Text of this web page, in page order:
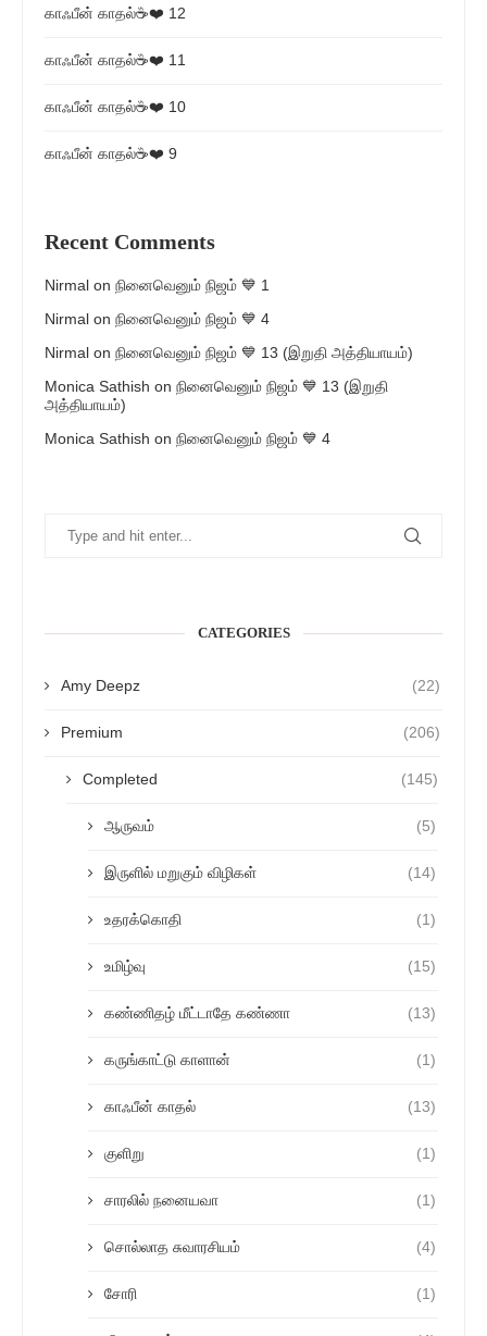
காஃபீன் காதல்☕❤️ 12
காஃபீன் காதல்☕❤️ 11
காஃபீன் காதல்☕❤️ 10
காஃபீன் காதல்☕❤️ 9
Recent Comments
Nirmal on நினைவெனும் நிஜம் 💙 1
Nirmal on நினைவெனும் நிஜம் 💙 4
Nirmal on நினைவெனும் நிஜம் 💙 13 (இறுதி அத்தியாயம்)
Monica Sathish on நினைவெனும் நிஜம் 💙 13 (இறுதி
அத்தியாயம்)
Monica Sathish on நினைவெனும் நிஜம் 💙 4
CATEGORIES
Amy Deepz (22)
Premium (206)
Completed (145)
ஆருவம் (5)
இருளில் மறுகும் விழிகள் (14)
உதரக்கொதி (1)
உமிழ்வு (15)
கண்ணிதழ் மீட்டாதே கண்ணா (13)
கருங்காட்டு காளான் (1)
காஃபீன் காதல் (13)
குளிறு (1)
சாரலில் நனையவா (1)
சொல்லாத சுவாரசியம் (4)
சோரி (1)